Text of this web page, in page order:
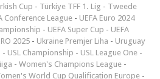
Cup - Türkiye TFF 1. Lig - Tweede
Conference League - UEFA Euro 2024
- UEFA Super Cup - UEFA
2025 - Ukraine Premjer Liha - Uruguay
- USL Championship - USL League One -
- Women's Champions League -
World Cup Qualification Europe -